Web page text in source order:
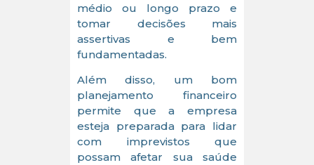
médio ou longo prazo e
tomar decisões mais
assertivas e bem
fundamentadas.
Além disso, um bom
planejamento financeiro
permite que a empresa
esteja preparada para lidar
com imprevistos que
possam afetar sua saúde